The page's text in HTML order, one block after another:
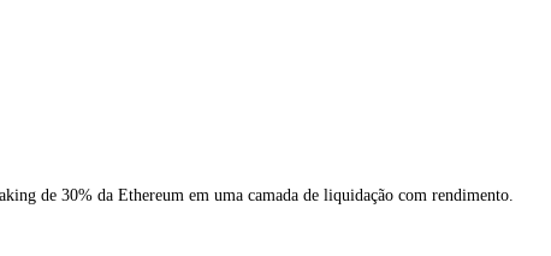
de 30% da Ethereum em uma camada de liquidação com rendimento.